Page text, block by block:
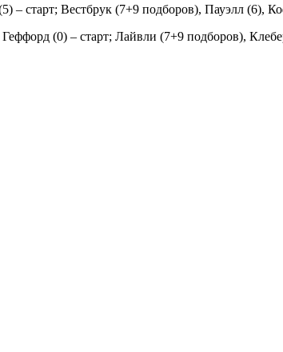
– старт; Вестбрук (7+9 подборов), Пауэлл (6),
(0) – старт; Лайвли (7+9 подборов),